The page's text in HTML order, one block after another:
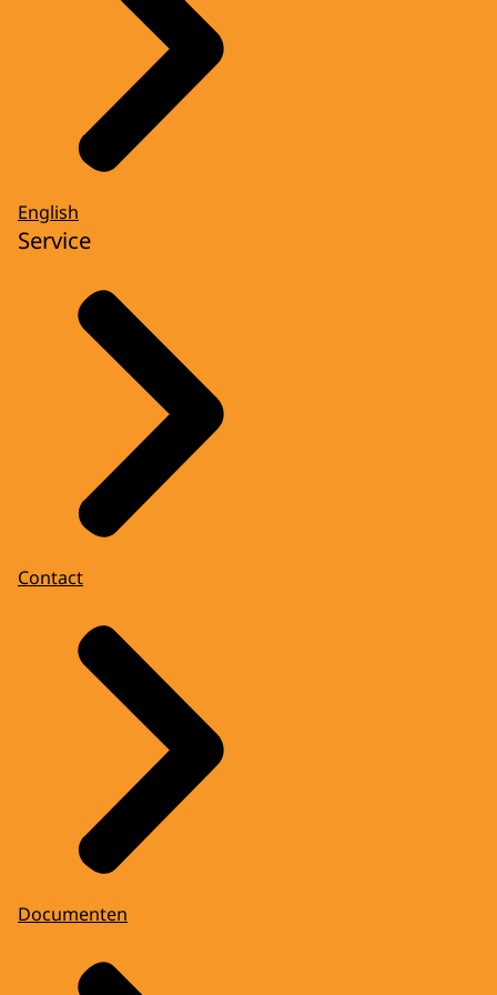
English
Service
Contact
Documenten